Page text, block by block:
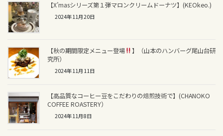
【X’masシリーズ第１弾マロンクリームドーナツ】(KEOkeo.)
2024年11月20日
【秋の期間限定メニュー登場
】（山本のハンバーグ尾山台研
究所）
2024年11月11日
【高品質なコーヒー豆をこだわりの焙煎技術で】(CHANOKO
COFFEE ROASTERY）
2024年11月8日